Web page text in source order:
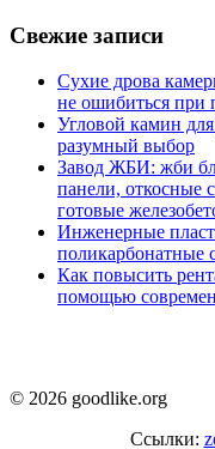
Свежие записи
Сухие дрова
не ошибиться при
Угловой камин
разумный выбор
Завод ЖБИ: жби
панели,
готовые
Инженерные
Как повысить
помощью
© 2026 goodlike.org
Ссылки: